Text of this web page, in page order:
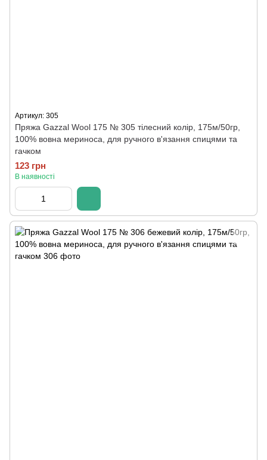
Артикул: 305
Пряжа Gazzal Wool 175 № 305 тілесний колір, 175м/50гр,
100% вовна мериноса, для ручного в'язання спицями та
гачком
123 грн
В наявності